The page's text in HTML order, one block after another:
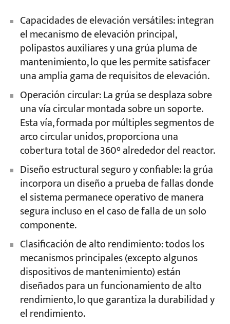
Capacidades de elevación versátiles: integran
el mecanismo de elevación principal,
polipastos auxiliares y una grúa pluma de
mantenimiento, lo que les permite satisfacer
una amplia gama de requisitos de elevación.
Operación circular: La grúa se desplaza sobre
una vía circular montada sobre un soporte.
Esta vía, formada por múltiples segmentos de
arco circular unidos, proporciona una
cobertura total de 360° alrededor del reactor.
Diseño estructural seguro y confiable: la grúa
incorpora un diseño a prueba de fallas donde
el sistema permanece operativo de manera
segura incluso en el caso de falla de un solo
componente.
Clasificación de alto rendimiento: todos los
mecanismos principales (excepto algunos
dispositivos de mantenimiento) están
diseñados para un funcionamiento de alto
rendimiento, lo que garantiza la durabilidad y
el rendimiento.